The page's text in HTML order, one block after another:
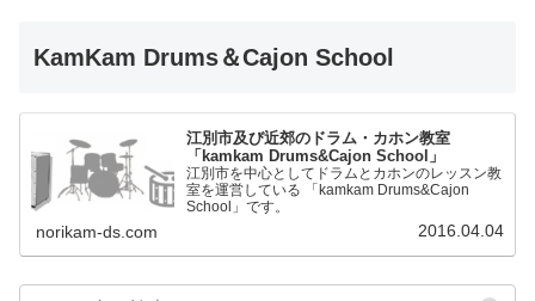
KamKam Drums＆Cajon School
江別市及び近郊のドラム・カホン教室
「kamkam Drums&Cajon School」
江別市を中心としてドラムとカホンのレッスン教
室を運営している 「kamkam Drums&Cajon
School」です。
norikam-ds.com 2016.04.04